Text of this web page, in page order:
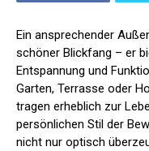
Ein ansprechender
schöner Blickfang – er
Entspannung und
Garten, Terrasse oder
tragen erheblich zur
persönlichen Stil der
nicht nur optisch